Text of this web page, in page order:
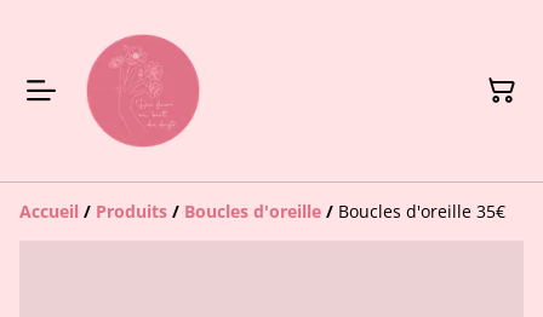
Accueil / Produits / Boucles d'oreille / Boucles d'oreille 35€